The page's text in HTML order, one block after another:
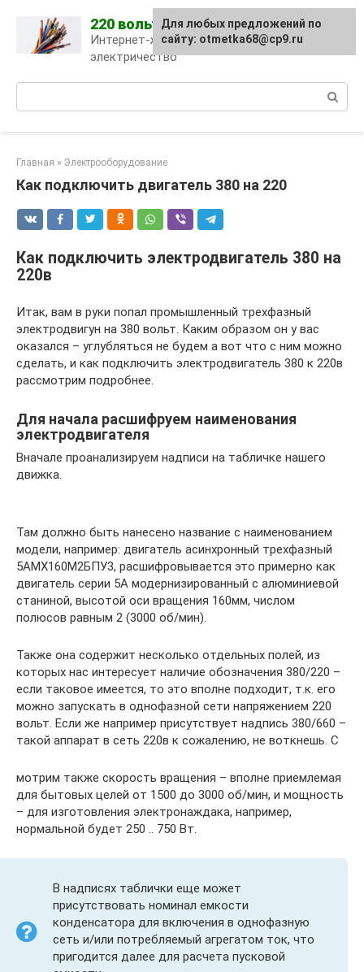
content
220 вольт
Интернет-журнал про
электричество
Главная » Электрооборудование
Как подключить двигатель 380 на 220
Как подключить электродвигатель 380 на
220в
Итак, вам в руки попал промышленный трехфазный
электродвигун на 380 вольт. Каким образом он у вас
оказался – углубляться не будем а вот что с ним можно
сделать, и как подключить электродвигатель 380 к 220в
рассмотрим подробнее.
Для начала расшифруем наименования
электродвигателя
Вначале проанализируем надписи на табличке нашего
движка.
Там должно быть нанесено название с наименованием
модели, например: двигатель асинхронный трехфазный
5АМХ160М2БПУ3, расшифровывается это примерно как
двигатель серии 5А модернизированный с алюминиевой
станиной, высотой оси вращения 160мм, числом
полюсов равным 2 (3000 об/мин).
Также она содержит несколько отдельных полей, из
которых нас интересует наличие обозначения 380/220 –
если таковое имеется, то это вполне подходит, т.к. его
можно запускать в однофазной сети напряжением 220
вольт. Если же например присутствует надпись 380/660 –
такой аппарат в сеть 220в к сожалению, не воткнешь. С
мотрим также скорость вращения – вполне приемлемая
для бытовых целей от 1500 до 3000 об/мин, и мощность
– для изготовления электронаждака, например,
нормальной будет 250 .. 750 Вт.
В надписях таблички еще может
присутствовать номинал емкости
конденсатора для включения в однофазную
сеть и/или потребляемый агрегатом ток, что
пригодится далее для расчета пусковой
Для любых предложений по
сайту: otmetka68@cp9.ru